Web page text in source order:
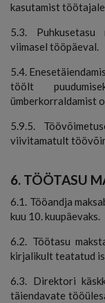
kasutamist
5.3. Puhkusetasu
viimasel tööpäeval.
5.4.
töölt
ümberkorraldamist
5.9.5.
viivitamatult
6. TÖÖTASU
6.1. Tööandja
kuu 10. kuupäevaks.
6.2. Töötasu
kirjalikult teatatud
6.3. Direktori
täiendavate